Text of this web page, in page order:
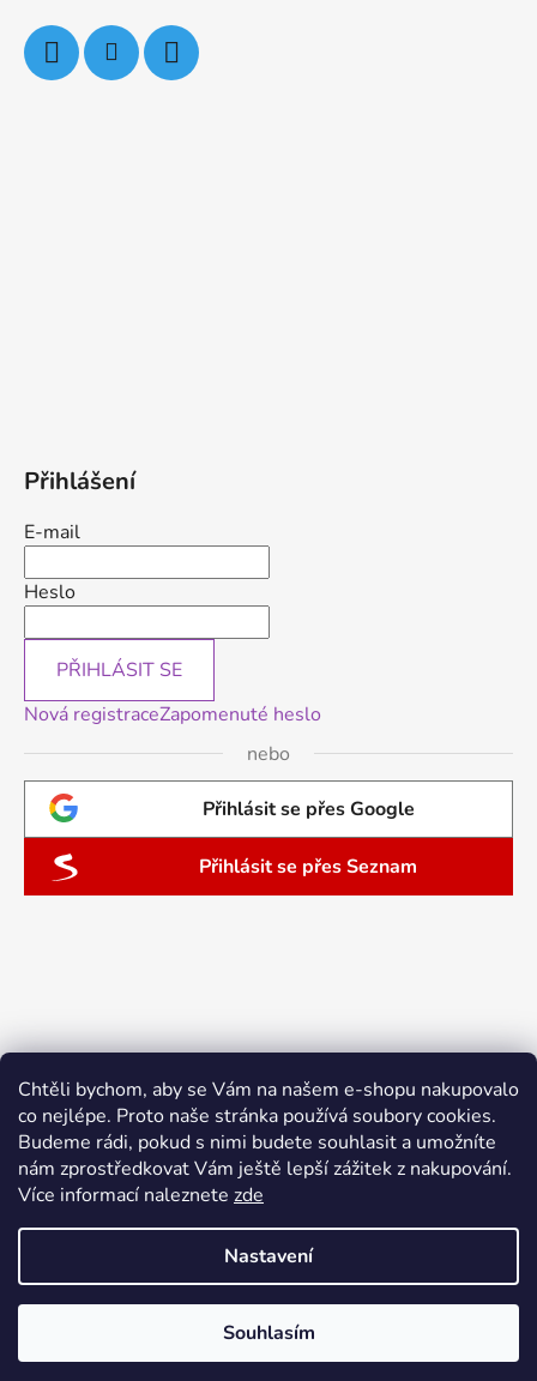
Chtěli bychom, aby se Vám na našem e-shopu nakupovalo
co nejlépe. Proto naše stránka používá soubory cookies.
Budeme rádi, pokud s nimi budete souhlasit a umožníte
nám zprostředkovat Vám ještě lepší zážitek z nakupování.
Více informací naleznete zde
Nastavení
Souhlasím
Přihlášení
E-mail
Heslo
PŘIHLÁSIT SE
Nová registraceZapomenuté heslo
nebo
Přihlásit se přes Google
Přihlásit se přes Seznam
Vytvořil Shoptet
ebyliny.cz. Všechna práva vyhrazena.
Upravit nastavení cookies